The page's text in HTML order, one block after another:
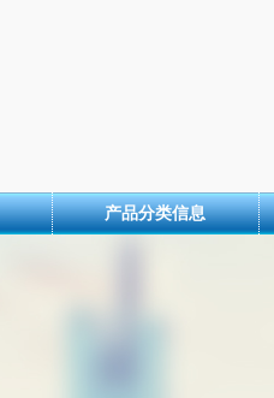
产品分类信息